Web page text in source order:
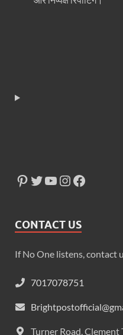
CONTACT US
If No One listens, contact
7017078751
Turner Road,